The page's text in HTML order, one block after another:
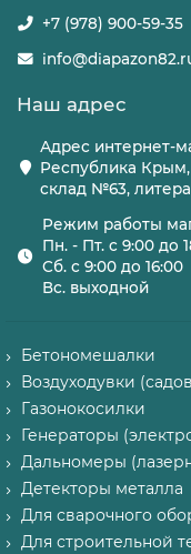
+7 (978) 900-59-35
Наш адрес
Адрес интернет-
Республика
склад №63,
Режим работы
Пн. - Пт. с 9:00 до
Сб. с 9:00 до 16:00
Вс. выходной
Бетономешалки
Воздуходувки
Газонокосилки
Генераторы
Дальномеры
Детекторы металла
Для сварочного
Для строительной